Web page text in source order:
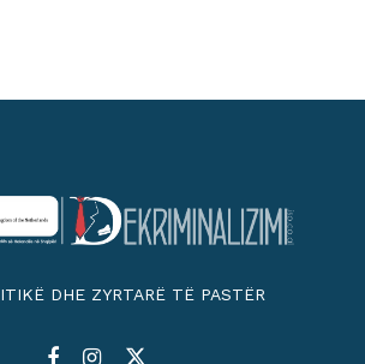
DHE ZYRTARË TË PASTËR